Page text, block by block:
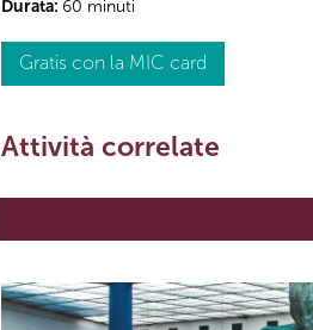
Durata: 60 minuti
Gratis con la MIC card
Attività correlate